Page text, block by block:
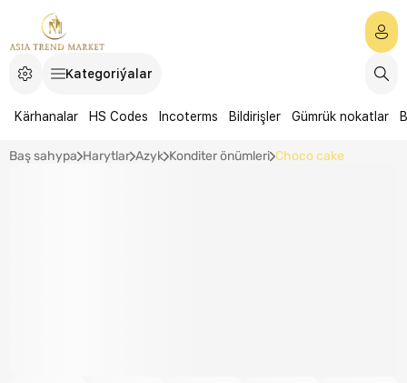
Kärhanalar HS Codes Incoterms Bildirişler Gümrük nokatlar
Kategoriýalar
Baş sahypa Harytlar Azyk Konditer önümleri Choco cake